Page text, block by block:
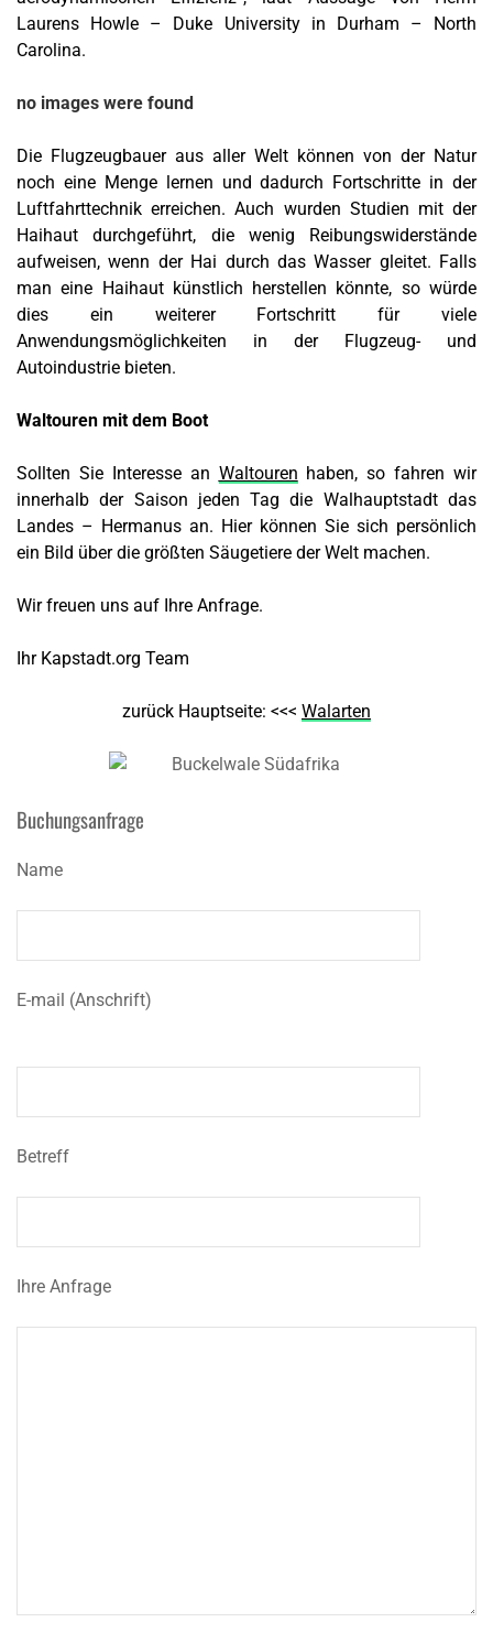
Laurens Howle – Duke University in Durham – North
Carolina.
no images were found
Die Flugzeugbauer aus aller Welt können von der Natur
noch eine Menge lernen und dadurch Fortschritte in der
Luftfahrttechnik erreichen. Auch wurden Studien mit der
Haihaut durchgeführt, die wenig Reibungswiderstände
aufweisen, wenn der Hai durch das Wasser gleitet. Falls
man eine Haihaut künstlich herstellen könnte, so würde
dies ein weiterer Fortschritt für viele
Anwendungsmöglichkeiten in der Flugzeug- und
Autoindustrie bieten.
Waltouren mit dem Boot
Sollten Sie Interesse an Waltouren haben, so fahren wir
innerhalb der Saison jeden Tag die Walhauptstadt das
Landes – Hermanus an. Hier können Sie sich persönlich
ein Bild über die größten Säugetiere der Welt machen.
Wir freuen uns auf Ihre Anfrage.
Ihr Kapstadt.org Team
zurück Hauptseite: <<< Walarten
Buchungsanfrage
Name
E-mail (Anschrift)
Betreff
Ihre Anfrage